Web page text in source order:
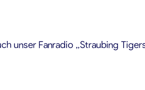
unser Fanradio „Straubing